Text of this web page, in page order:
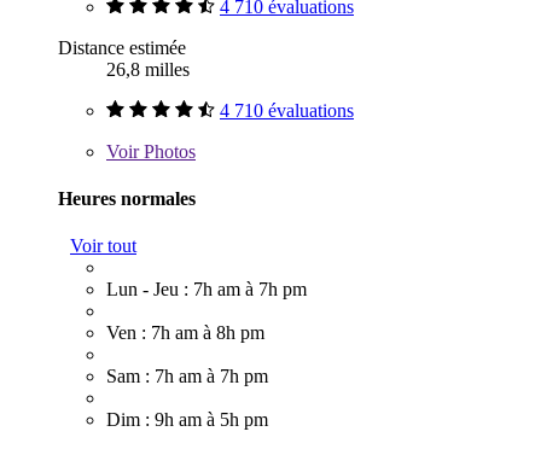
4 710 évaluations
Distance estimée
26,8 milles
4 710 évaluations
VoirPhotos
Heures normales
Voir tout
Lun - Jeu : 7h am à 7h pm
Ven : 7h am à 8h pm
Sam : 7h am à 7h pm
Dim : 9h am à 5h pm